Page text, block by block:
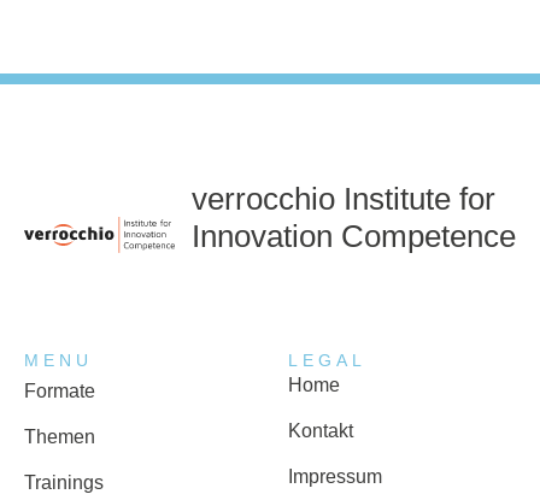
verrocchio Institute for
Innovation Competence
MENU
Formate
Themen
Trainings
LEGAL
Home
Kontakt
Impressum